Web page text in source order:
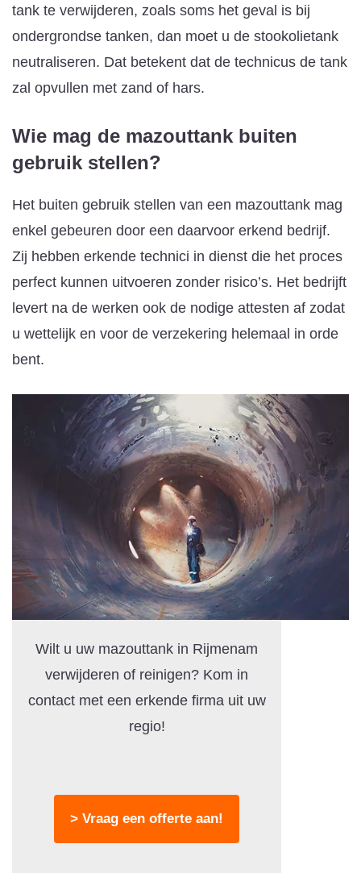
tank te verwijderen, zoals soms het geval is bij
ondergrondse tanken, dan moet u de stookolietank
neutraliseren. Dat betekent dat de technicus de tank
zal opvullen met zand of hars.
Wie mag de mazouttank buiten
gebruik stellen?
Het buiten gebruik stellen van een mazouttank mag
enkel gebeuren door een daarvoor erkend bedrijf.
Zij hebben erkende technici in dienst die het proces
perfect kunnen uitvoeren zonder risico’s. Het bedrijft
levert na de werken ook de nodige attesten af zodat
u wettelijk en voor de verzekering helemaal in orde
bent.
Wilt u uw mazouttank in Rijmenam
verwijderen of reinigen? Kom in
contact met een erkende firma uit uw
regio!
> Vraag een offerte aan!